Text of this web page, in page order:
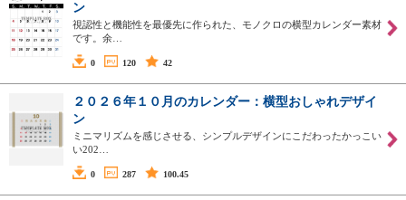
ン
視認性と機能性を最優先に作られた、モノクロの横型カレンダー素材
です。余…
0 120 42
２０２６年１０月のカレンダー：横型おしゃれデザイ
ン
ミニマリズムを感じさせる、シンプルデザインにこだわったかっこい
い202…
0 287 100.45